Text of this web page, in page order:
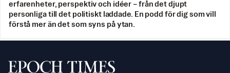
erfarenheter, perspektiv och idéer – från det djupt
personliga till det politiskt laddade. En podd för dig som vill
förstå mer än det som syns på ytan.
Svenska Epoch Times